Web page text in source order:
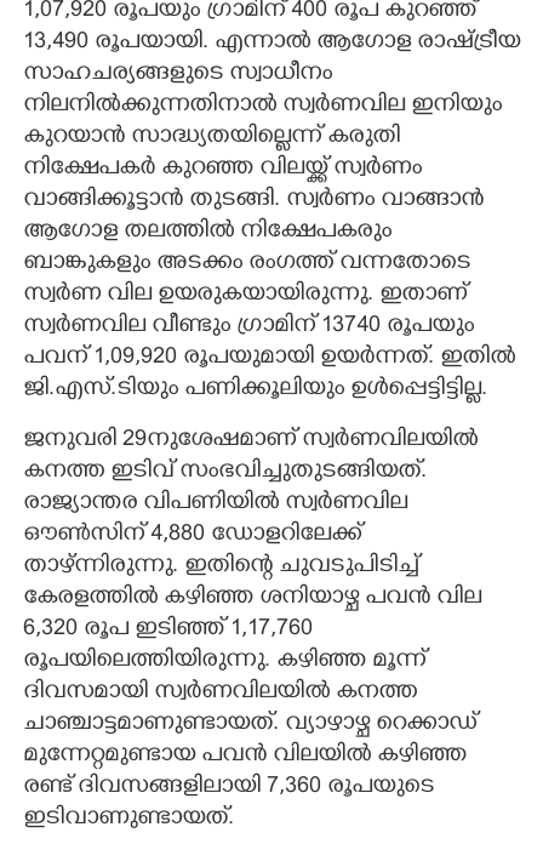
1,07,920 രൂപയും ഗ്രാമിന് 400 രൂപ കുറഞ്ഞ്
13,490 രൂപയായി. എന്നാൽ ആഗോള രാഷ്ട്രീയ
സാഹചര്യങ്ങളുടെ സ്വാധീനം
നിലനിൽക്കുന്നതിനാൽ സ്വർണവില ഇനിയും
കുറയാൻ സാദ്ധ്യതയില്ലെന്ന് കരുതി
നിക്ഷേപകർ കുറഞ്ഞ വിലയ്ക്ക് സ്വർണം
വാങ്ങിക്കൂട്ടാൻ തുടങ്ങി. സ്വർണം വാങ്ങാൻ
ആഗോള തലത്തിൽ നിക്ഷേപകരും
ബാങ്കുകളും അടക്കം രംഗത്ത് വന്നതോടെ
സ്വർണ വില ഉയരുകയായിരുന്നു. ഇതാണ്
സ്വർണവില വീണ്ടും ഗ്രാമിന് 13740 രൂപയും
പവന് 1,​09,​920 രൂപയുമായി ഉയർന്നത്. ഇതിൽ
ജി.എസ്.ടിയും പണിക്കൂലിയും ഉൾപ്പെട്ടിട്ടില്ല.
ജനുവരി 29നുശേഷമാണ് സ്വർണവിലയിൽ
കനത്ത ഇടിവ് സംഭവിച്ചുതുടങ്ങിയത്.
രാജ്യാന്തര വിപണിയിൽ സ്വർണവില
ഔൺസിന് 4,880 ഡോളറിലേക്ക്
താഴ്ന്നിരുന്നു. ഇതിന്റെ ചുവടുപിടിച്ച്
കേരളത്തിൽ കഴിഞ്ഞ ശനിയാഴ്ച പവൻ വില
6,320 രൂപ ഇടിഞ്ഞ് 1,17,760
രൂപയിലെത്തിയിരുന്നു. കഴിഞ്ഞ മൂന്ന്
ദിവസമായി സ്വർണവിലയിൽ കനത്ത
ചാഞ്ചാട്ടമാണുണ്ടായത്. വ്യാഴാഴ്ച റെക്കാഡ്
മുന്നേറ്റമുണ്ടായ പവൻ വിലയിൽ കഴിഞ്ഞ
രണ്ട് ദിവസങ്ങളിലായി 7,360 രൂപയുടെ
ഇടിവാണുണ്ടായത്.